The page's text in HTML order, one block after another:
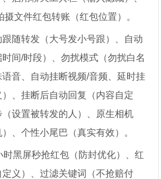
摄文件红包转账（红包位置）。
跟随转发（大号发小号跟）、自动
间/时段）、勿扰模式（勿扰白名
音、自动挂断视频/音频、延时挂
、挂断后自动回复（内容自定
（设置被转发的人）、原生相机
）、个性小尾巴（真实有效）。
时黑屏秒抢红包（防封优化）、红
义）、过滤关键词（不抢赔付